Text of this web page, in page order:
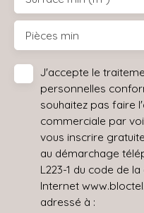
Pièces min
J'accepte le
personnelles
souhaitez pas faire
commerciale par
vous inscrire
au démarchage
L223-1 du code de
Internet
adressé à :